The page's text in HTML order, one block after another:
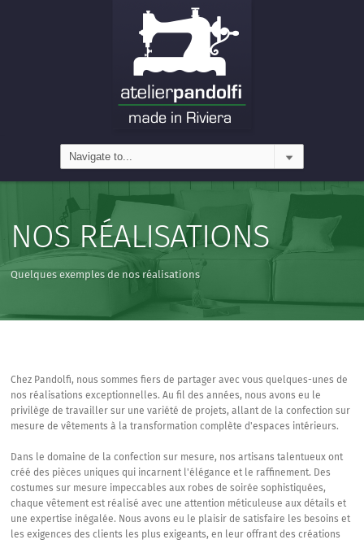
NOS RÉALISATIONS
Quelques exemples de nos réalisations
Chez Pandolfi, nous sommes fiers de partager avec vous quelques-unes de
nos réalisations exceptionnelles. Au fil des années, nous avons eu le
privilège de travailler sur une variété de projets, allant de la confection sur
mesure de vêtements à la transformation complète d'espaces intérieurs.
Dans le domaine de la confection sur mesure, nos artisans talentueux ont
créé des pièces uniques qui incarnent l'élégance et le raffinement. Des
costumes sur mesure impeccables aux robes de soirée sophistiquées,
chaque vêtement est réalisé avec une attention méticuleuse aux détails et
une expertise inégalée. Nous avons eu le plaisir de satisfaire les besoins et
les exigences des clients les plus exigeants, en leur offrant des créations